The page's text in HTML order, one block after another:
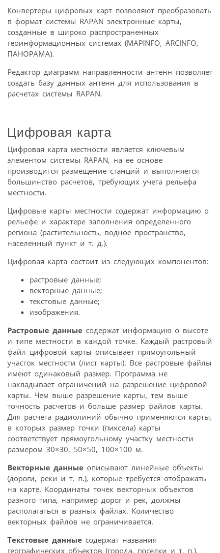
Конвертеры цифровых карт позволяют преобразовать
в формат системы RAPAN электронные карты,
созданные в широко распространенных
геоинформационных системах (MAPINFO, ARCINFO,
ПАНОРАМА).
Редактор диаграмм направленности антенн позволяет
создать базу данных антенн для использования в
расчетах системы RAPAN.
Цифровая карта
Цифровая карта местности является ключевым
элементом системы RAPAN, на ее основе
производится размещение станций и выполняется
большинство расчетов, требующих учета рельефа
местности.
Цифровые карты местности содержат информацию о
рельефе и характере заполнения определенного
региона (растительность, водное пространство,
населенный пункт и т. д.).
Цифровая карта состоит из следующих компонентов:
растровые данные;
векторные данные;
текстовые данные;
изображения.
Растровые данные содержат информацию о высоте
и типе местности в каждой точке. Каждый растровый
файл цифровой карты описывает прямоугольный
участок местности (лист карты). Все растровые файлы
имеют одинаковый размер. Программа не
накладывает ограничений на разрешение цифровой
карты. Чем выше разрешение карты, тем выше
точность расчетов и больше размер файлов карты.
Для расчета радиолиний обычно применяются карты,
в которых размер точки (пиксела) карты
соответствует прямоугольному участку местности
размером 30×30, 50×50, 100×100 м.
Векторные данные описывают линейные объекты
(дороги, реки и т. п.), которые требуется отображать
на карте. Координаты точек векторных объектов
разного типа, например дорог и рек, должны
располагаться в разных файлах. Количество
векторных файлов не ограничивается.
Текстовые данные содержат названия
географических объектов (города, поселки и т. п.),